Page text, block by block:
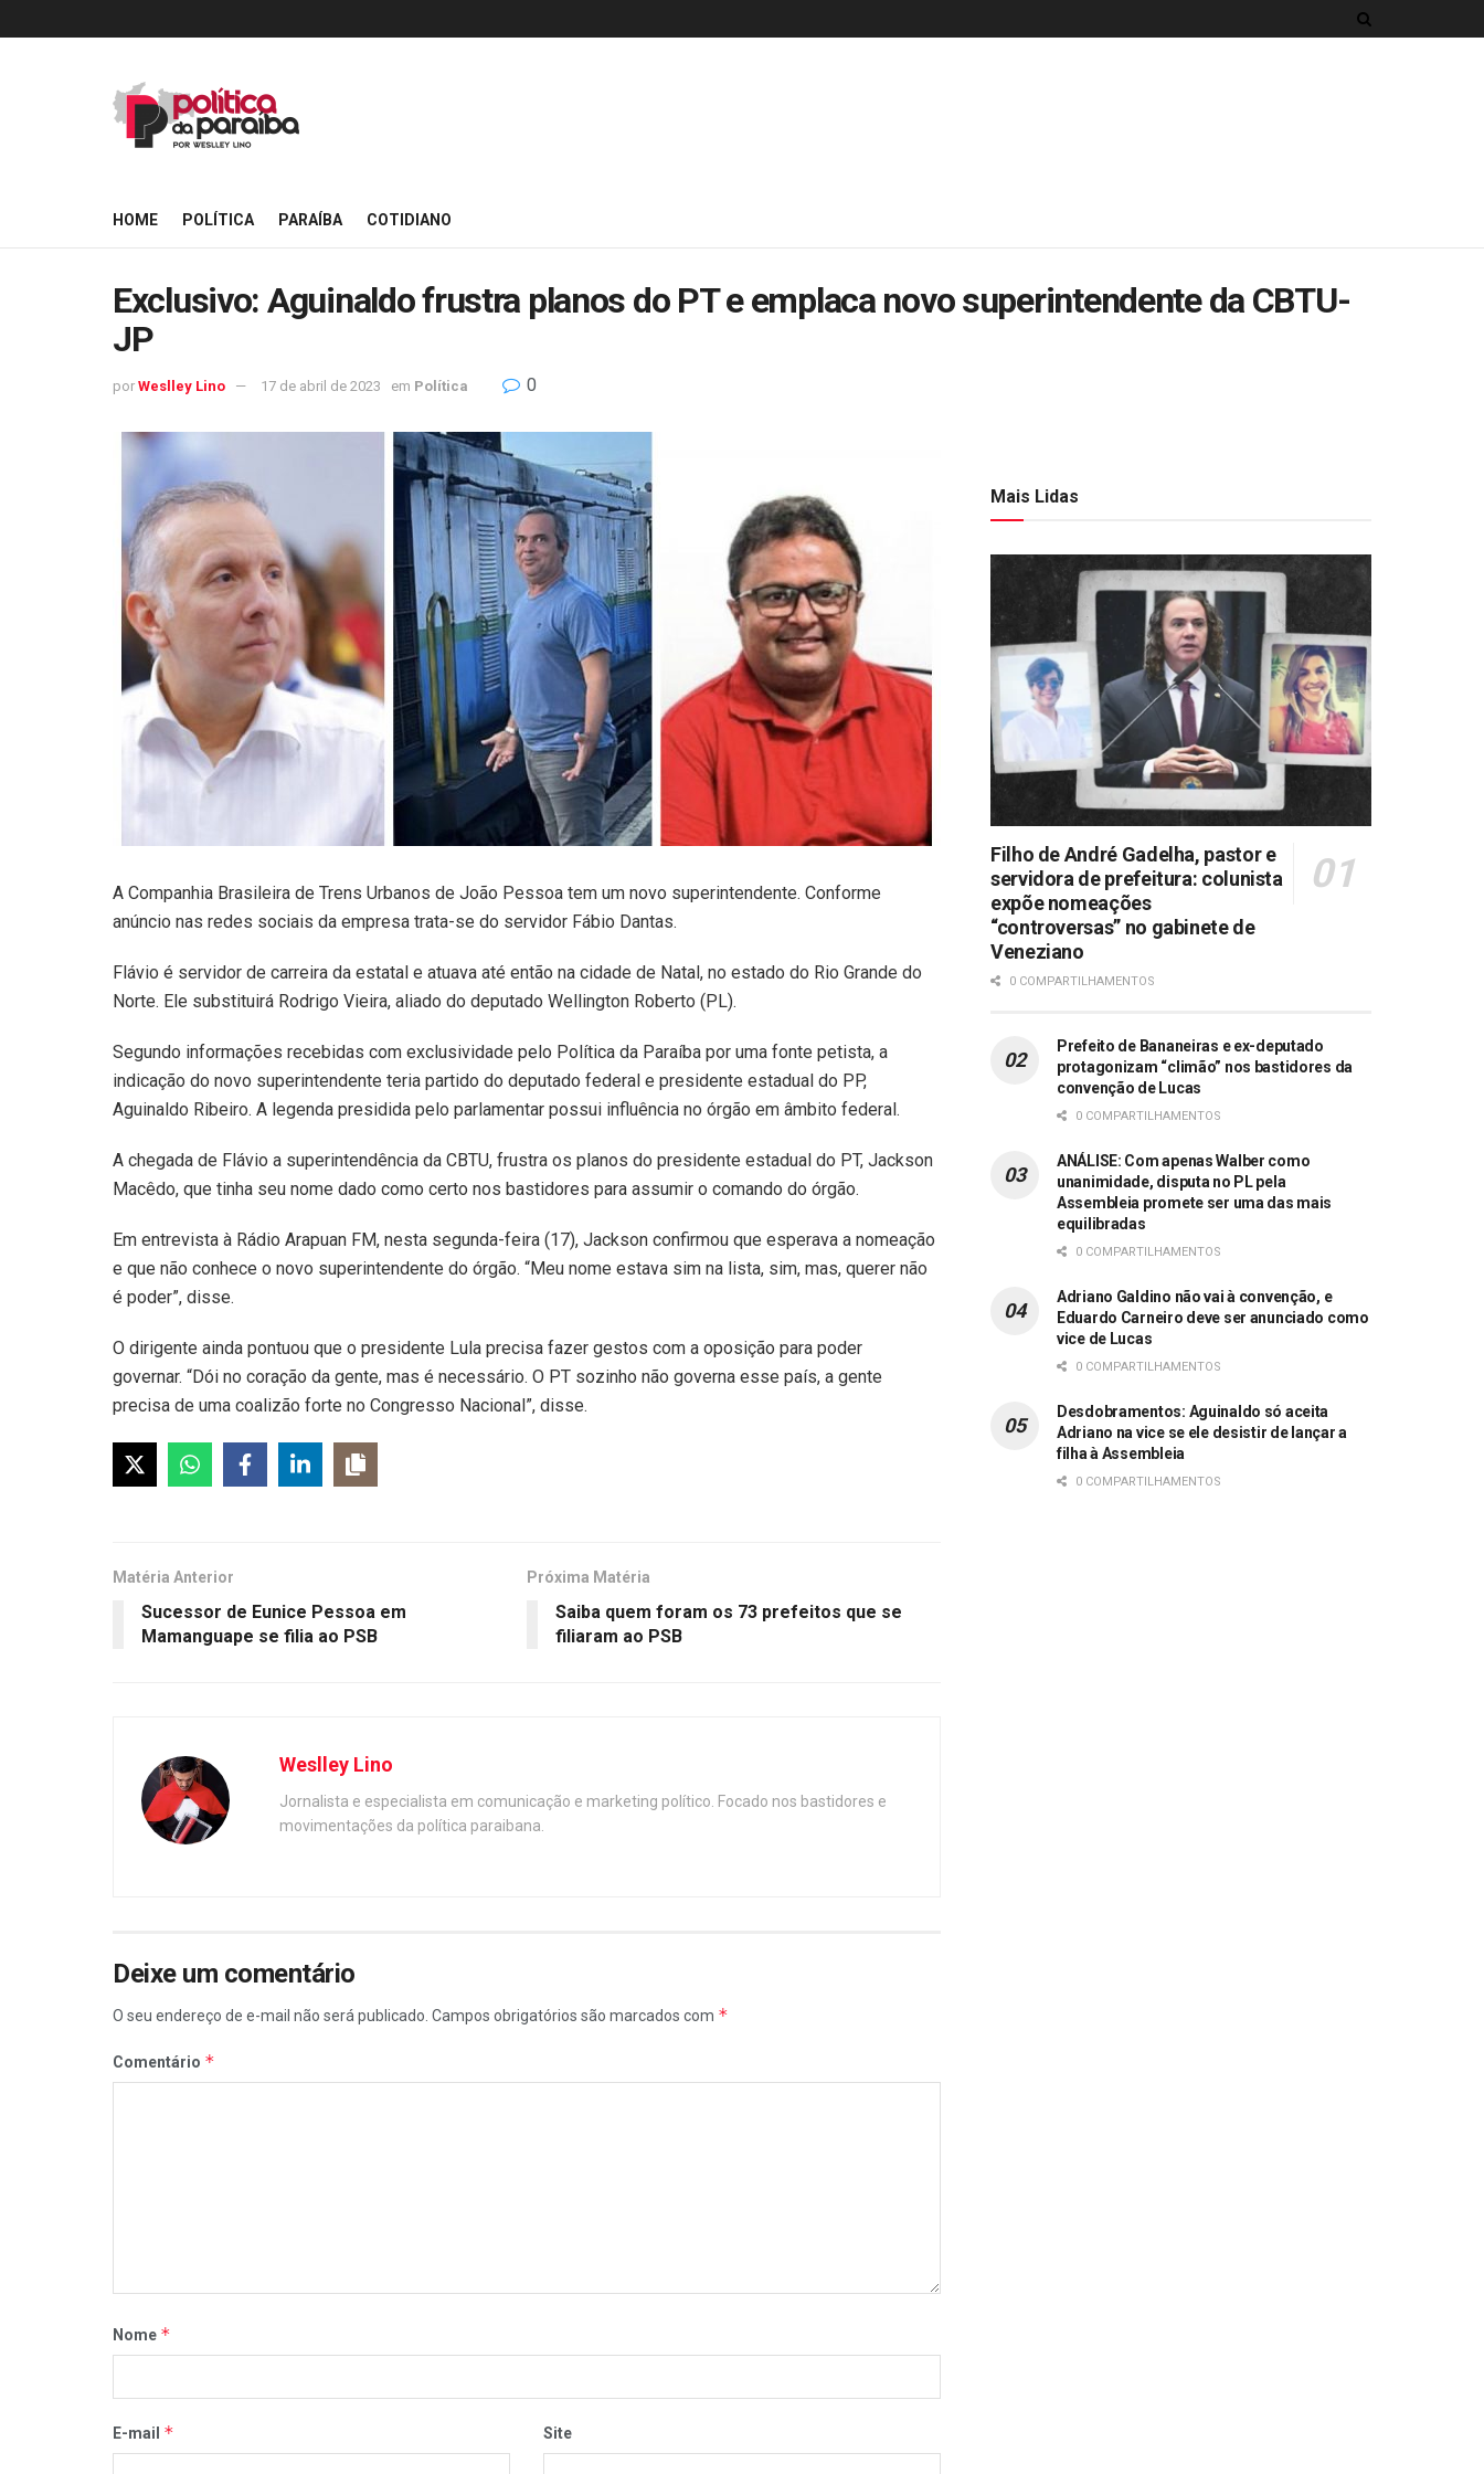
HOME POLÍTICA PARAÍBA COTIDIANO
Exclusivo: Aguinaldo frustra planos do PT e emplaca novo superintendente da CBTU-
JP
por Weslley Lino 17 de abril de 2023 em Política 0
A Companhia Brasileira de Trens Urbanos de João Pessoa tem um novo superintendente. Conforme
anúncio nas redes sociais da empresa trata-se do servidor Fábio Dantas.
Flávio é servidor de carreira da estatal e atuava até então na cidade de Natal, no estado do Rio Grande do
Norte. Ele substituirá Rodrigo Vieira, aliado do deputado Wellington Roberto (PL).
Segundo informações recebidas com exclusividade pelo Política da Paraíba por uma fonte petista, a
indicação do novo superintendente teria partido do deputado federal e presidente estadual do PP,
Aguinaldo Ribeiro. A legenda presidida pelo parlamentar possui influência no órgão em âmbito federal.
A chegada de Flávio a superintendência da CBTU, frustra os planos do presidente estadual do PT, Jackson
Macêdo, que tinha seu nome dado como certo nos bastidores para assumir o comando do órgão.
Em entrevista à Rádio Arapuan FM, nesta segunda-feira (17), Jackson confirmou que esperava a nomeação
e que não conhece o novo superintendente do órgão. “Meu nome estava sim na lista, sim, mas, querer não
é poder”, disse.
O dirigente ainda pontuou que o presidente Lula precisa fazer gestos com a oposição para poder
governar. “Dói no coração da gente, mas é necessário. O PT sozinho não governa esse país, a gente
precisa de uma coalizão forte no Congresso Nacional”, disse.
Matéria Anterior
Sucessor de Eunice Pessoa em
Mamanguape se filia ao PSB
Próxima Matéria
Saiba quem foram os 73 prefeitos que se
filiaram ao PSB
Weslley Lino
Jornalista e especialista em comunicação e marketing político. Focado nos bastidores e
movimentações da política paraibana.
Deixe um comentário
O seu endereço de e-mail não será publicado. Campos obrigatórios são marcados com *
Comentário *
Nome *
E-mail * Site
Mais Lidas
Filho de André Gadelha, pastor e
servidora de prefeitura: colunista
expõe nomeações
“controversas” no gabinete de
Veneziano
0 COMPARTILHAMENTOS
Prefeito de Bananeiras e ex-deputado
protagonizam “climão” nos bastidores da
convenção de Lucas
0 COMPARTILHAMENTOS
ANÁLISE: Com apenas Walber como
unanimidade, disputa no PL pela
Assembleia promete ser uma das mais
equilibradas
0 COMPARTILHAMENTOS
Adriano Galdino não vai à convenção, e
Eduardo Carneiro deve ser anunciado como
vice de Lucas
0 COMPARTILHAMENTOS
Desdobramentos: Aguinaldo só aceita
Adriano na vice se ele desistir de lançar a
filha à Assembleia
0 COMPARTILHAMENTOS